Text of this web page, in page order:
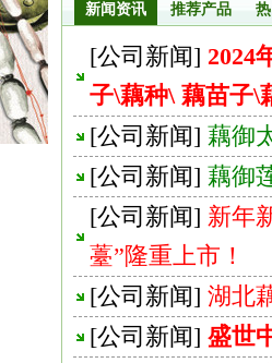
新闻资讯 推荐产品
[公司新闻] 2024
子\藕种\ 藕苗子\
[公司新闻] 藕御
[公司新闻] 藕御
[公司新闻] 新年
薹”隆重上市！
[公司新闻] 湖北
[公司新闻] 盛世